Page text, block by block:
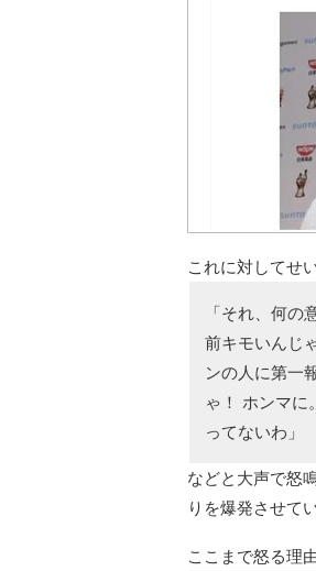
これに対してせ
「それ、何
前キモいんじ
ンの人に第一
ゃ！ ホンマに
ってないわ」
などと大声で怒
りを爆発させて
ここまで怒る理